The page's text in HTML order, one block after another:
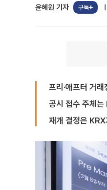
윤혜원 기자 구독
프리·애프터 거
공시 접수 주체는
재개 결정은